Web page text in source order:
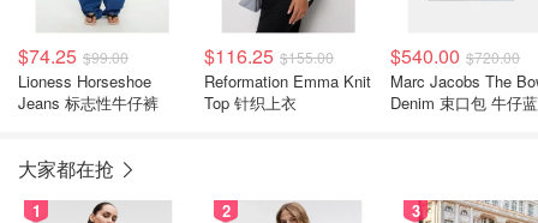
$74.25 $99.00
Lioness Horseshoe
Jeans 标志性牛仔裤
$116.25 $155.00
Reformation Emma Knit
Top 针织上衣
$540.00 $720.00
Marc Jacobs The
Denim 束口包 牛仔蓝
大家都在抢
1 2 3